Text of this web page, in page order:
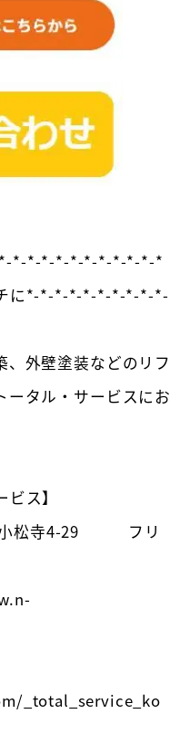
*-*-*-*-*-*-*-*-*-*-*
チに*-*-*-*-*-*-*-*-*-*-
、外壁塗装などのリフ
ータル・サービスにお
ス】
小松寺4-29 フリ
_total_service_ko